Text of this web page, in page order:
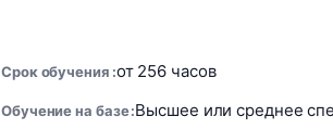
Срок обучения от 256 часов
Обучение на базе Высшее или среднее